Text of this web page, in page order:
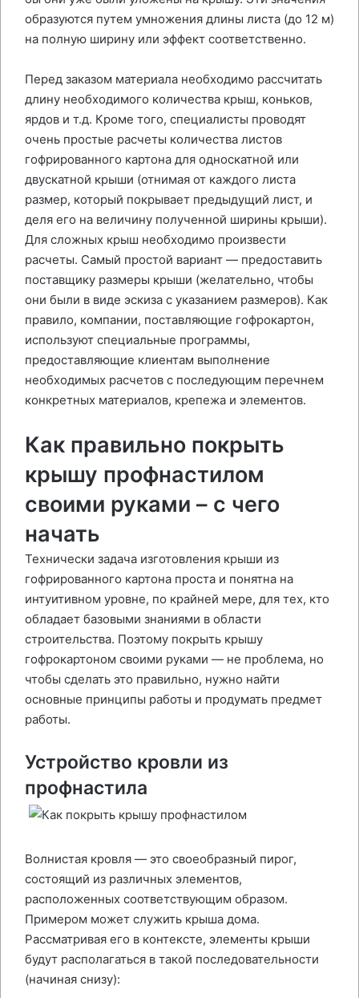
образуются путем умножения длины листа (до 12 м)
на полную ширину или эффект соответственно.
Перед заказом материала необходимо рассчитать
длину необходимого количества крыш, коньков,
ярдов и т.д. Кроме того, специалисты проводят
очень простые расчеты количества листов
гофрированного картона для односкатной или
двускатной крыши (отнимая от каждого листа
размер, который покрывает предыдущий лист, и
деля его на величину полученной ширины крыши).
Для сложных крыш необходимо произвести
расчеты. Самый простой вариант — предоставить
поставщику размеры крыши (желательно, чтобы
они были в виде эскиза с указанием размеров). Как
правило, компании, поставляющие гофрокартон,
используют специальные программы,
предоставляющие клиентам выполнение
необходимых расчетов с последующим перечнем
конкретных материалов, крепежа и элементов.
Как правильно покрыть
крышу профнастилом
своими руками – с чего
начать
Технически задача изготовления крыши из
гофрированного картона проста и понятна на
интуитивном уровне, по крайней мере, для тех, кто
обладает базовыми знаниями в области
строительства. Поэтому покрыть крышу
гофрокартоном своими руками — не проблема, но
чтобы сделать это правильно, нужно найти
основные принципы работы и продумать предмет
работы.
Устройство кровли из
профнастила
Волнистая кровля — это своеобразный пирог,
состоящий из различных элементов,
расположенных соответствующим образом.
Примером может служить крыша дома.
Рассматривая его в контексте, элементы крыши
будут располагаться в такой последовательности
(начиная снизу):